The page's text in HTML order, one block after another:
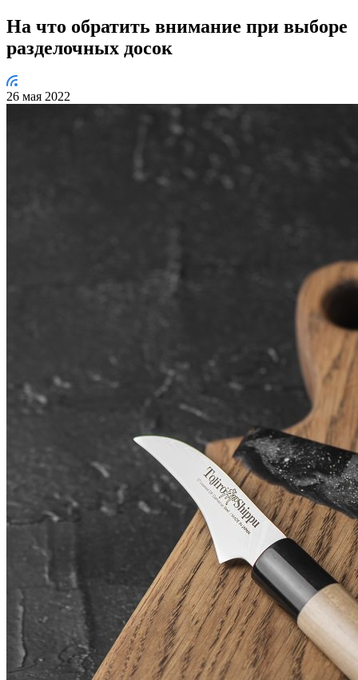
На что обратить внимание при выборе
разделочных досок
26 мая 2022